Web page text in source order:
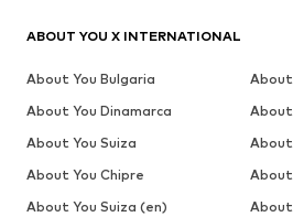
ABOUT YOU X INTERNATIONAL
About You Bulgaria
About
About You Dinamarca
About
About You Suiza
About
About You Chipre
About
About You Suiza (en)
About